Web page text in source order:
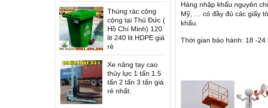
Thùng rác công
cộng tại Thủ Đức (
Hồ Chí Minh) 120
lit 240 lit HDPE giá
rẻ
Xe nâng tay cao
thủy lực 1 tấn 1.5
tấn 2 tấn 3 tấn giá
rẻ nhất.
Hàng nhập khẩu nguyên
Mỹ, … có đầy đủ các giấy
khẩu.
Thời gian bảo hành: 18 -24
Xe nâng điện cao đứng lái
D12/16 Series